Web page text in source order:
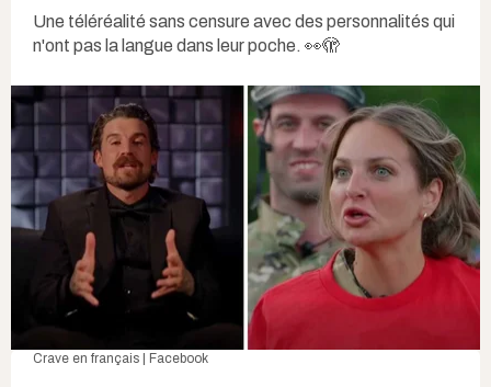
Une téléréalité sans censure avec des personnalités qui
n'ont pas la langue dans leur poche. 👀🫣
Crave en français | Facebook